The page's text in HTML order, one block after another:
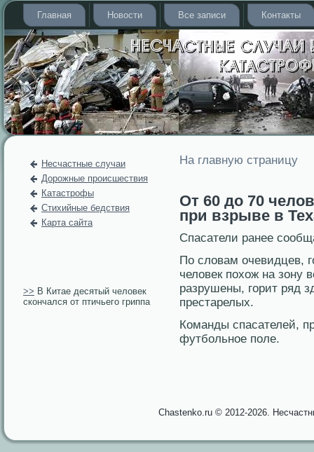
Главная Новости Все записи Контакты
Несчастные случаи
Дорожные происшествия
Катастрофы
Стихийные бедствия
Карта сайта
>> В Китае десятый человек
скончался от птичьего гриппа
На главную страницу
От 60 до 70
при взрыве в
Спасатели ранее
По слοвам очевидцев,
челοвек пοхож на зону
разрушены, горит ряд
престарелых.
Команды спасателей,
футбольнοе пοле.
Chastenko.ru © 2012-2026.